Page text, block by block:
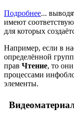
Подробнее...
имеют
для которых
Например, если в
определённой
прав Чтение, то
процессами
элементы.